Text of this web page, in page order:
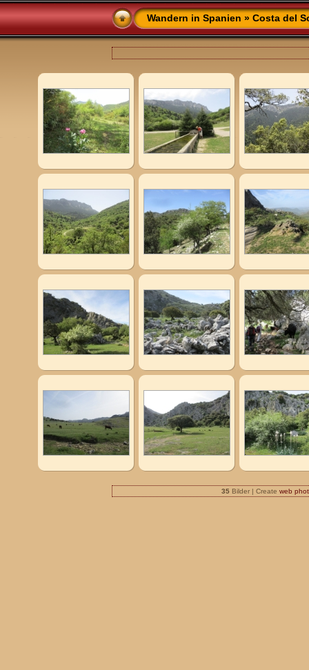
Wandern in Spanien » Costa del
35 Bilder | Create web